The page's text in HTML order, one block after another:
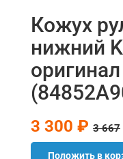
Кожух
нижний
3 300 ₽ 3 667
Положить в